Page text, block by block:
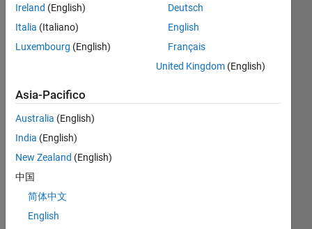
endorse
this
in a
Ireland (English)
Italia (Italiano)
Luxembourg (English)
Deutsch
English
Français
United Kingdom(English)
Asia-Pacifico
Australia (English)
India (English)
New Zealand (English)
中国
简体中文
English